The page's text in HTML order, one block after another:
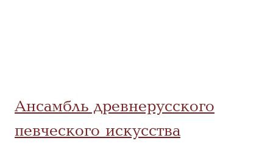
Ансамбль древнерусского
певческого искусства